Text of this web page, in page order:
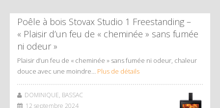
Poêle à bois Stovax Studio 1 Freestanding –
« Plaisir d’un feu de « cheminée » sans fumée
ni odeur »
Plaisir d’un feu de « cheminée » sans fumée ni odeur, chaleur
douce avec une moindre… Plus de détails
DOMINIQUE, BASSAC
12 septembre 2024